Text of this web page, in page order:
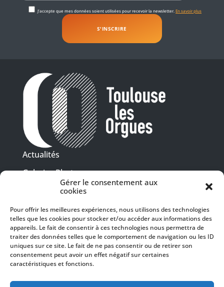
Gérer le consentement aux
cookies
Pour offrir les meilleures expériences, nous utilisons des technologies
telles que les cookies pour stocker et/ou accéder aux informations des
appareils. Le fait de consentir à ces technologies nous permettra de
traiter des données telles que le comportement de navigation ou les ID
uniques sur ce site. Le fait de ne pas consentir ou de retirer son
consentement peut avoir un effet négatif sur certaines
caractéristiques et fonctions.
J'accepte que mes données soient utilisées pour recevoir la newsletter.En savoir plus
Actualités
Galeries Photos
Vidéothèque
Presse
Programme PDF
Billetterie
Recrutement
Mentions légales